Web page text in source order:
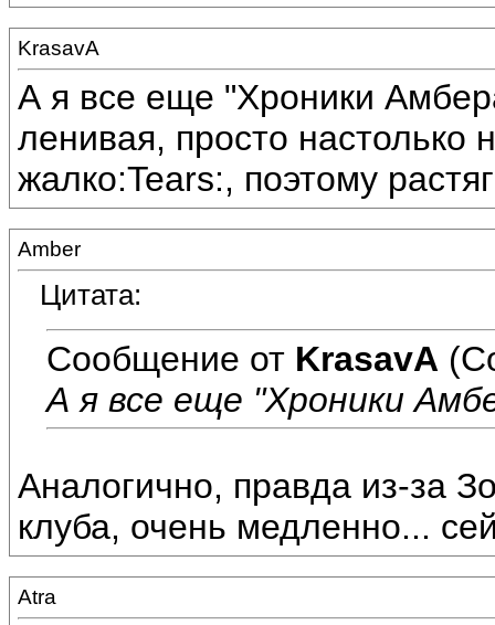
KrasavA
А я все еще "Хроники
ленивая, просто настолько
жалко:Tears:, поэтому
Amber
Цитата:
Сообщение от KrasavA
А я все еще "Хроники
Аналогично, правда из-за
клуба, очень медленно...
Atra